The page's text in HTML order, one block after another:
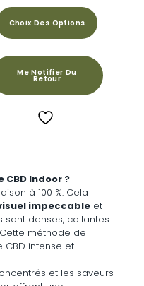
Choix Des Options
Me Notifier Du
Retour
Indoor ?
à 100 %. Cela
impeccable et
sont denses, collantes
méthode de
intense et
et les saveurs